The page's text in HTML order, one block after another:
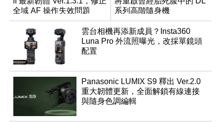
全域 AF 操作失效問題
系列高階隨身機
雲台相機再添新成員？Insta360
Luna Pro 外流照曝光，改採單鏡頭
配置
Panasonic LUMIX S9 釋出 Ver.2.0
重大韌體更新，全面解鎖有線連接
與隨身色調編輯